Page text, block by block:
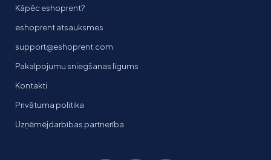
Kāpēc eshoprent?
eshoprent atsauksmes
support@eshoprent.com
Pakalpojumu sniegšanas līgums
Kontakti
Privātuma politika
Uzņēmējdarbības partnerība